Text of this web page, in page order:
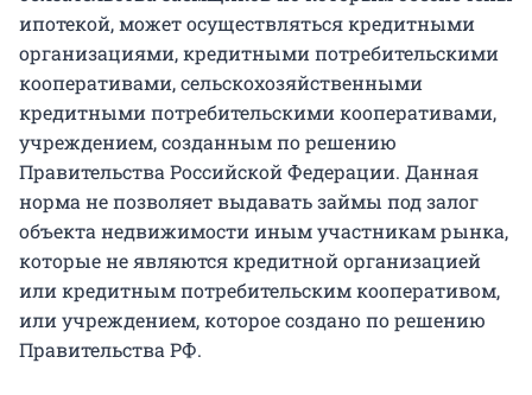
ипотекой, может осуществляться кредитными
организациями, кредитными потребительскими
кооперативами, сельскохозяйственными
кредитными потребительскими кооперативами,
учреждением, созданным по решению
Правительства Российской Федерации. Данная
норма не позволяет выдавать займы под залог
объекта недвижимости иным участникам рынка,
которые не являются кредитной организацией
или кредитным потребительским кооперативом,
или учреждением, которое создано по решению
Правительства РФ.